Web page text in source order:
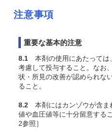
注意事項
重要な基本的注意
8.1 本剤の使用にあたっては
考慮して投与すること。なお
状・所見の改善が認められな
ること。
8.2 本剤にはカンゾウが含ま
値や血圧値等に十分留意する
2参照］